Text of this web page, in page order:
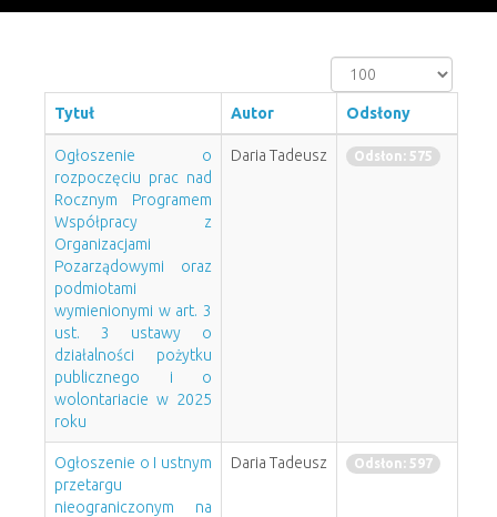
Pokaż
#
Tytuł
Autor Odsłony
Ogłoszenie o
rozpoczęciu prac nad
Rocznym Programem
Współpracy z
Organizacjami
Pozarządowymi oraz
podmiotami
wymienionymi w art. 3
ust. 3 ustawy o
działalności pożytku
publicznego i o
wolontariacie w 2025
roku
Daria Tadeusz Odsłon: 575
Ogłoszenie o I ustnym
przetargu
nieograniczonym na
Daria Tadeusz Odsłon: 597